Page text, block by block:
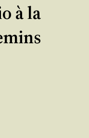
à la